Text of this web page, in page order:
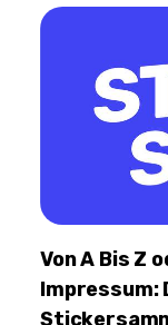
Von A Bis Z
Impressum: